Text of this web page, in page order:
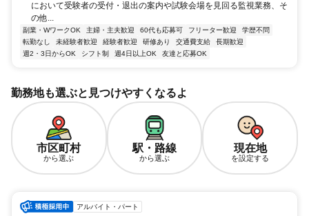
において受験者の受付・退出の案内や試験会場を見回る監視業務、そ
の他...
副業・WワークOK 主婦・主夫歓迎 60代も応募可 フリーター歓迎
学歴不問
転勤なし
未経験者歓迎 経験者歓迎 研修あり 交通費支給
長期歓迎
週2・3日からOK
シフト制 週4日以上OK 友達と応募OK
勤務地も選ぶと見つけやすくなるよ
市区町村
から選ぶ
駅・路線
から選ぶ
現在地
を設定する
アルバイト・パート